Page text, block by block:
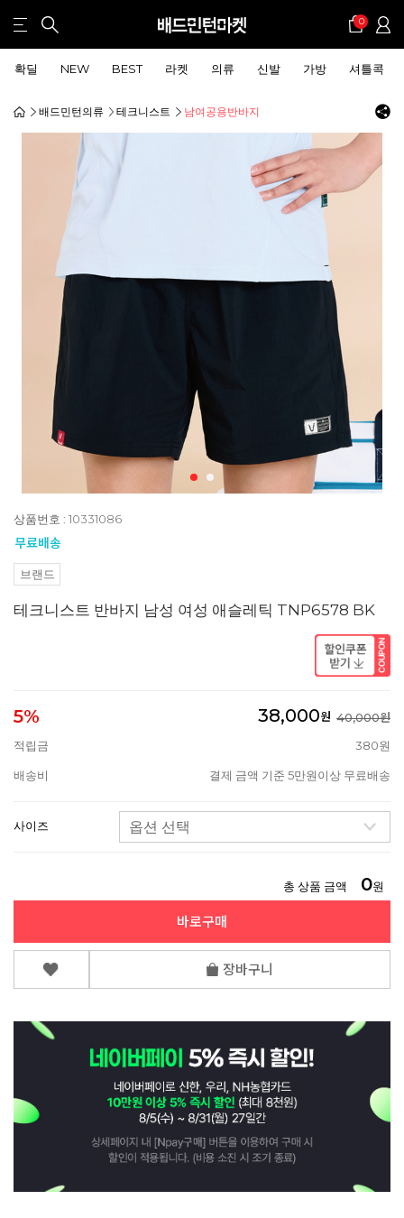
0
확딜 NEW BEST 라켓 의류 신발 가방 셔틀콕
배드민턴의류 테크니스트 남여공용반바지
상품번호 : 10331086
브랜드
테크니스트 반바지 남성 여성 애슬레틱 TNP6578 BK
5% 38,000원 40,000원
적립금
380원
배송비 결제 금액 기준 5만원이상 무료배송
사이즈
총 상품 금액 0원
바로구매
장바구니